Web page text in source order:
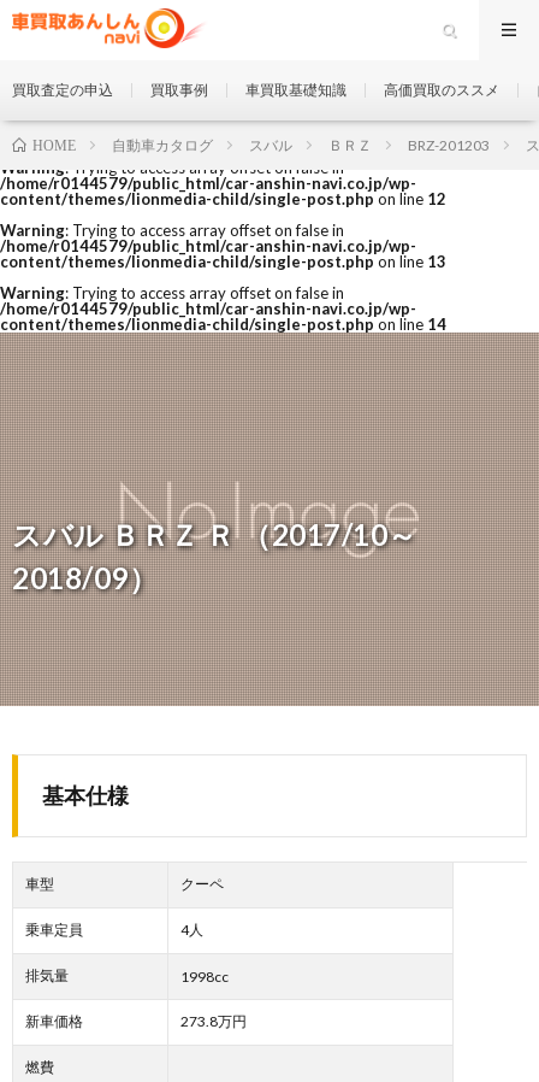
Warning: Trying to access array offset on false in
/home/r0144579/public_html/car-anshin-navi.co.jp/wp-
content/themes/lionmedia-child/single-post.php on line 12
Warning: Trying to access array offset on false in
/home/r0144579/public_html/car-anshin-navi.co.jp/wp-
content/themes/lionmedia-child/single-post.php on line 13
Warning: Trying to access array offset on false in
/home/r0144579/public_html/car-anshin-navi.co.jp/wp-
content/themes/lionmedia-child/single-post.php on line 14
買取査定の申込 買取事例 車買取基礎知識 高価買取のススメ
スバル ＢＲＺ Ｒ （2017/10～
2018/09）
HOME 自動車カタログ スバル ＢＲＺ BRZ-201203
基本仕様
車型 クーペ
乗車定員 4人
排気量 1998cc
新車価格 273.8万円
燃費